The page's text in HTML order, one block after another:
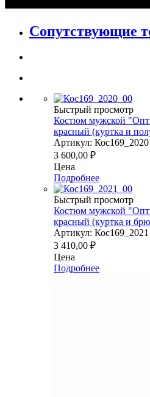
Сопутствующие
Быстрый просмотр
Костюм мужской
красный (куртка и
Артикул: Кос169_2020
3 600,00 ₽
Цена
Подробнее
Быстрый просмотр
Костюм мужской
красный (куртка и
Артикул: Кос169_2021
3 410,00 ₽
Цена
Подробнее